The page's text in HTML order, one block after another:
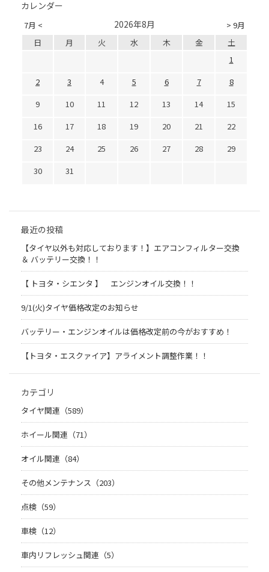
カレンダー
7月 < > 9月
2026年8月
日 月 火 水 木 金
土
1
2
3 4 5 6 7
8
9
10 11 12 13 14
15
16
17 18 19 20 21
22
23
24 25 26 27 28
29
30
31
最近の投稿
【タイヤ以外も対応しております！】エアコンフィルター交換
＆ バッテリー交換！！
【 トヨタ・シエンタ 】 エンジンオイル交換！！
9/1(火)タイヤ価格改定のお知らせ
バッテリー・エンジンオイルは価格改定前の今がおすすめ！
【トヨタ・エスクァイア】アライメント調整作業！！
カテゴリ
タイヤ関連（589）
ホイール関連（71）
オイル関連（84）
その他メンテナンス（203）
点検（59）
車検（12）
車内リフレッシュ関連（5）